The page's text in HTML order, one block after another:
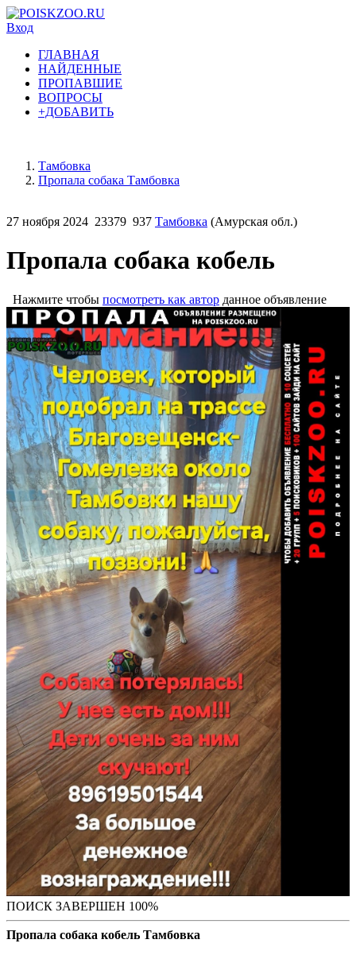
Вход
ГЛАВНАЯ
НАЙДЕННЫЕ
ПРОПАВШИЕ
ВОПРОСЫ
+ДОБАВИТЬ
Тамбовка
Пропала собака Тамбовка
27 ноября 2024 23379 937 Тамбовка (Амурская обл.)
Пропала собака кобель
Нажмите чтобы посмотреть как автор данное объявление
ПОИСК ЗАВЕРШЕН 100%
Пропала собака кобель Тамбовка